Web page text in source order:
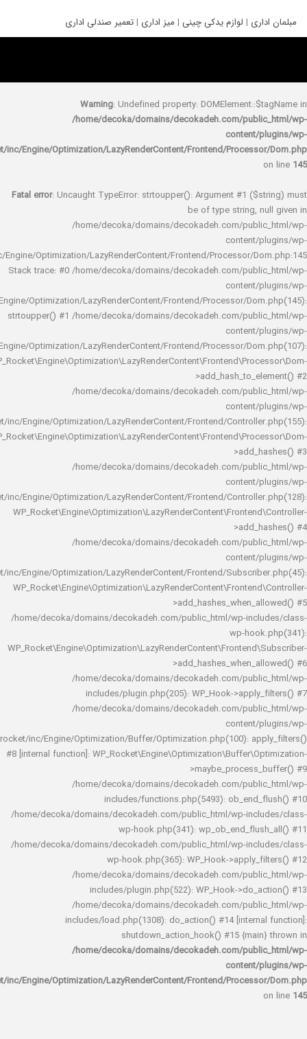
|لوازم یدکی چینی|میز اداری| تعمیر صندلی اداری
Warning: Undefined property:
/home/decoka/domains/decokadeh.com/
rocket/inc/Engine/Optimization/LazyRenderContent/Frontend/
Fatal error : Uncaught TypeError: strtoupper(): Argument #1
be of type string,
/home/decoka/domains/decokadeh.com/
rocket/inc/Engine/Optimization/LazyRenderContent/Frontend/Processor/
Stack trace: #0 /home/decoka/domains/decokadeh.com/
rocket/inc/Engine/Optimization/LazyRenderContent/Frontend/Processor/
strtoupper() #1 /home/decoka/domains/decokadeh.com/
rocket/inc/Engine/Optimization/LazyRenderContent/Frontend/Processor/
/home/decoka/domains/decokadeh.com/
rocket/inc/Engine/Optimization/LazyRenderContent/Frontend/
/home/decoka/domains/decokadeh.com/
rocket/inc/Engine/Optimization/LazyRenderContent/Frontend/
/home/decoka/domains/decokadeh.com/
rocket/inc/Engine/Optimization/LazyRenderContent/Frontend/
/home/decoka/domains/decokadeh.com/public_html/wp-
wp-
/home/decoka/domains/decokadeh.com/
includes/plugin.php(205): WP_Hook-
/home/decoka/domains/decokadeh.com/
rocket/inc/Engine/Optimization/Buffer/Optimization.php(100):
#8 [internal function]:
/home/decoka/domains/decokadeh.com/
includes/functions.php(5493):
/home/decoka/domains/decokadeh.com/public_html/wp-
wp-hook.php(341):
/home/decoka/domains/decokadeh.com/public_html/wp-
wp-hook.php(365): WP_Hook-
/home/decoka/domains/decokadeh.com/
includes/plugin.php(522): WP_Hook-
/home/decoka/domains/decokadeh.com/
includes/load.php(1308): do_action() #14
shutdown_action_hook() #15
/home/decoka/domains/decokadeh.com/
rocket/inc/Engine/Optimization/LazyRenderContent/Frontend/